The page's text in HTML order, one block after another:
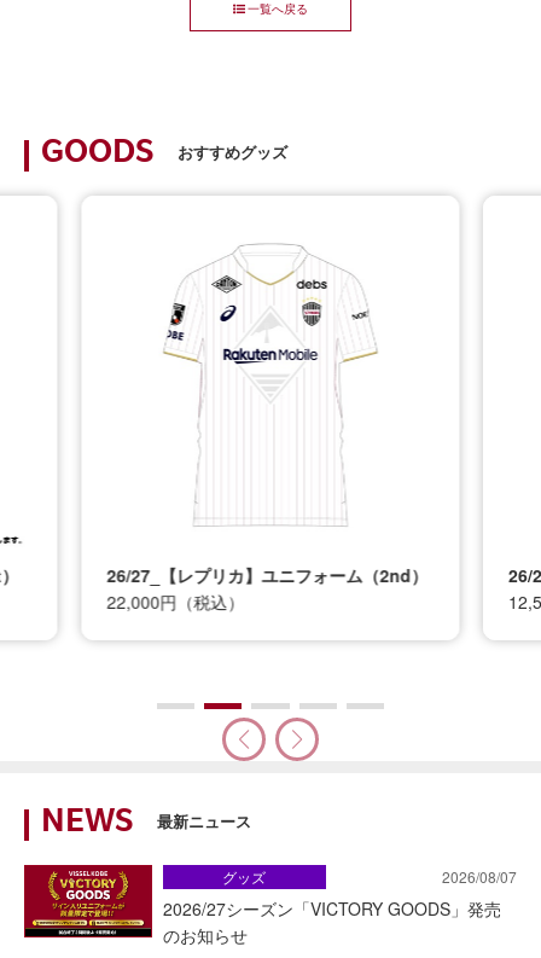
一覧へ戻る
GOODS おすすめグッズ
26/27_【レプリカ】ユニフォーム（2nd）
22,000円（税込）
26/
NEWS 最新ニュース
2026/08/07
2026/27シーズン「VICTORY GOODS」発売
のお知らせ
グッズ